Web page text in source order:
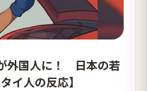
外国人に！ 日本の若
イ人の反応】